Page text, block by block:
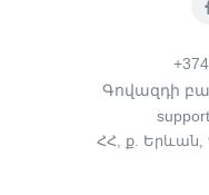
Գովազդի
ՀՀ, ք. Երևան,